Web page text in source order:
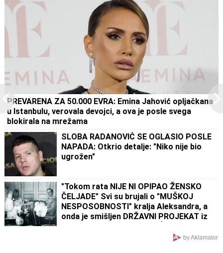
PREVARENA ZA 50.000 EVRA: Emina Jahović opljačkana
u Istanbulu, verovala devojci, a ova je posle svega
blokirala na mrežama
SLOBA RADANOVIĆ SE OGLASIO POSLE
NAPADA: Otkrio detalje: "Niko nije bio
ugrožen"
"Tokom rata NIJE NI OPIPAO ŽENSKO
ČELJADE" Svi su brujali o "MUŠKOJ
NESPOSOBNOSTI" kralja Aleksandra, a
onda je smišljen DRŽAVNI PROJEKAT iz
by Aklamator